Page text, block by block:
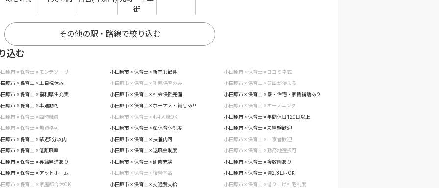
街
その他の駅・路線で絞り込む
込む
原市 × 保育士 × モンテソーリ 小田原市 × 保育士 × 新卒も歓迎 小田原市 × 保育士 × ヨコミネ式
原市 × 保育士 × 土日祝休み 小田原市 × 保育士 × 乳児保育のみ 小田原市 × 保育士 × 英語が使える
原市 × 保育士 × 福利厚生充実 小田原市 × 保育士 × 社会保険完備 小田原市 × 保育士 × 寮・住宅・家賃補助あり
原市 × 保育士 × 車通勤可 小田原市 × 保育士 × ボーナス・賞与あり 小田原市 × 保育士 × オープニング
原市 × 保育士 × 臨時職員 小田原市 × 保育士 × 4月入職OK 小田原市 × 保育士 × 年間休日120日以上
原市 × 保育士 × 無資格可 小田原市 × 保育士 × 産休育休制度 小田原市 × 保育士 × 未経験歓迎
原市 × 保育士 × 駅近5分以内 小田原市 × 保育士 × 扶養内可 小田原市 × 保育士 × 上京者歓迎
原市 × 保育士 × 低離職率 小田原市 × 保育士 × 退職金制度 小田原市 × 保育士 × 勤務地選択可
原市 × 保育士 × 昇給昇進あり 小田原市 × 保育士 × 研修充実 小田原市 × 保育士 × 複数園あり
原市 × 保育士 × アットホーム 小田原市 × 保育士 × 復帰率高 小田原市 × 保育士 × 週2.3日~OK
原市 × 保育士 × 家庭都合休OK 小田原市 × 保育士 × 交通費支給 小田原市 × 保育士 × 借り上げ社宅制度